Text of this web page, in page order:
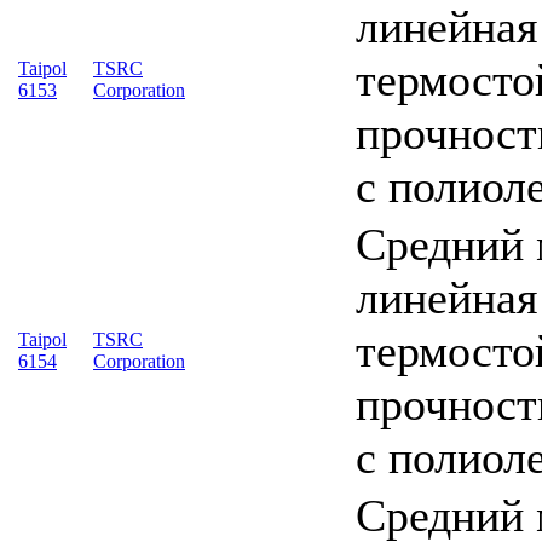
Taipol
6153
TSRC
Corporation
с
Taipol
6154
TSRC
Corporation
Средний
с
Средний